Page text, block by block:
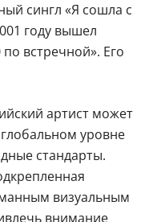
сингл «Я сошла с
году вышел
встречной». Его
артист может
уровне
стандарты.
визуальным
внимание